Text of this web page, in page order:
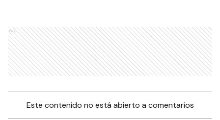
Ads
Este contenido no está abierto a comentarios